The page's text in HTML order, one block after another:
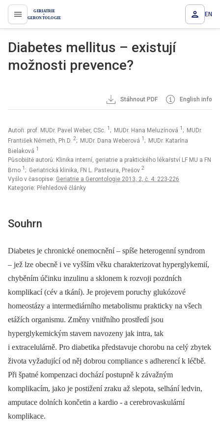
proLékaře.cz EN
Diabetes mellitus – existují
možnosti prevence?
Stáhnout PDF English info
Autoři: prof. MUDr. Pavel Weber, CSc. 1 ; MUDr. Hana Meluzínová 1 ; MUDr.
František Németh, Ph.D. 2; MUDr. Dana Weberová 1 ; MUDr. Katarína
Bielaková 1
Působiště autorů: Klinika interní, geriatrie a praktického lékařství LF MU a FN
Brno 1 ; Geriatrická klinika, FN L. Pasteura, Prešov 2
Vyšlo v časopise: Geriatrie a Gerontologie 2013, 2, č. 4: 223-226
Kategorie: Přehledové články
Souhrn
Diabetes je chronické onemocnění –⁠ spíše heterogenní syndrom
–⁠ jež lze obecně i ve vyšším věku charakterizovat hyperglykemií,
chyběním účinku inzulinu a sklonem k rozvoji pozdních
komplikací (cév a tkání). Je projevem poruchy glukózové
homeostázy a intermediárního metabolismu prakticky na všech
etážích organismu. Změny vnitřního prostředí jsou
hyperglykemickým stavem navozeny jak intra, tak
i extracelulárně. Pro diabetika představuje chorobu na celý zbytek
života vyžadující od něj dobrou compliance s adherencí k léčbě.
Při špatné kompenzaci dochází postupně k závažným
komplikacím, jako je postižení zraku až slepota, selhání ledvin,
amputace dolních končetin a kardio -⁠ a cerebrovaskulární
komplikace.